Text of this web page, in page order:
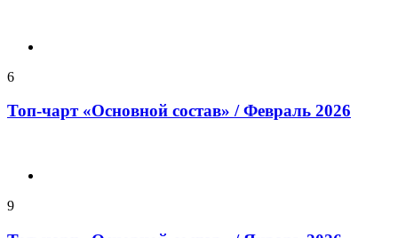
6
Топ-чарт «Основной состав» / Февраль 2026
9